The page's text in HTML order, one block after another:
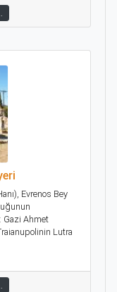
Evrenos Bey
Gazi Ahmet
Lutra